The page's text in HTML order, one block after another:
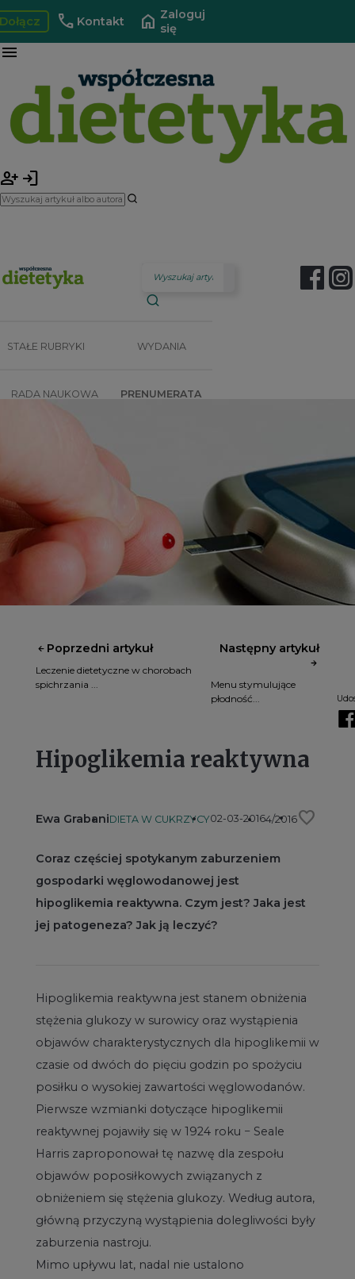
call Kontakt home Zaloguj
się
menu
person_add login
STAŁE RUBRYKI WYDANIA
RADA NAUKOWA PRENUMERATA
Poprzedni artykuł
Leczenie dietetyczne w chorobach
spichrzania ...
Następny artykuł
Menu stymulujące
płodność...
Hipoglikemia reaktywna
Ewa GrabaniDIETA W CUKRZYCY02-03-20164/2016favorite
Coraz częściej spotykanym zaburzeniem
gospodarki węglowodanowej jest
hipoglikemia reaktywna. Czym jest? Jaka jest
jej patogeneza? Jak ją leczyć?
Hipoglikemia reaktywna jest stanem obniżenia
stężenia glukozy w surowicy oraz wystąpienia
objawów charakterystycznych dla hipoglikemii w
czasie od dwóch do pięciu godzin po spożyciu
posiłku o wysokiej zawartości węglowodanów.
Pierwsze wzmianki dotyczące hipoglikemii
reaktywnej pojawiły się w 1924 roku − Seale
Harris zaproponował tę nazwę dla zespołu
objawów poposiłkowych związanych z
obniżeniem się stężenia glukozy. Według autora,
główną przyczyną wystąpienia dolegliwości były
zaburzenia nastroju.
Mimo upływu lat, nadal nie ustalono